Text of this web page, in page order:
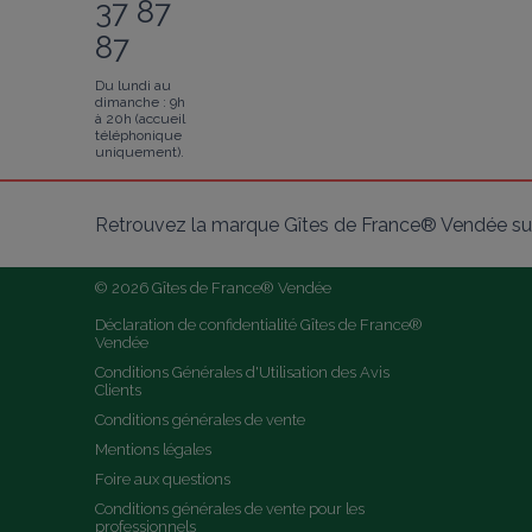
37 87
87
Du lundi au
dimanche : 9h
à 20h (accueil
téléphonique
uniquement).
Retrouvez la marque Gîtes de France® Vendée
© 2026 Gîtes de France® Vendée
Déclaration de confidentialité Gîtes de France®
Vendée
Conditions Générales d'Utilisation des Avis
Clients
Conditions générales de vente
Mentions légales
Foire aux questions
Conditions générales de vente pour les
professionnels